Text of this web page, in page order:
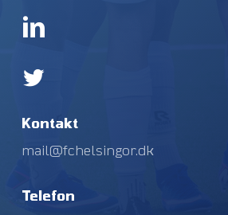
Kontakt
mail@fchelsingor.dk
Telefon